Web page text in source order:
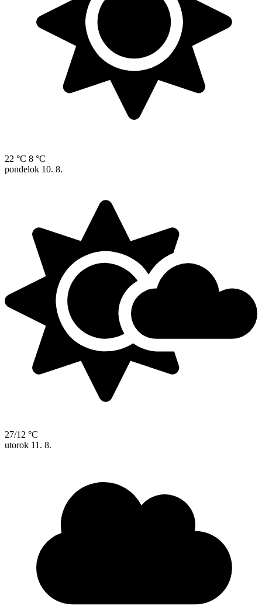
22 °C 8 °C
pondelok 10. 8.
27/12 °C
utorok 11. 8.